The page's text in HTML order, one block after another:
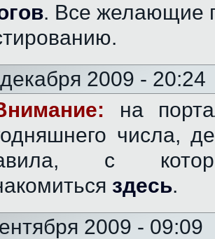
. Все желающие
2009 - 20:24
на
числа,
с
здесь.
2009 - 09:09